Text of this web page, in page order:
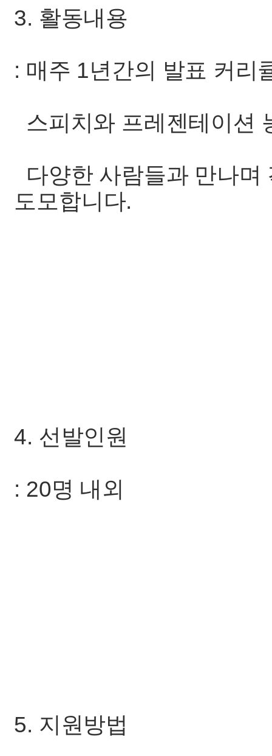
3. 활동내용
: 매주 1년간의 발표 커리
스피치와 프레젠테이션
다양한 사람들과 만나며
도모합니다.
4. 선발인원
: 20명 내외
5. 지원방법